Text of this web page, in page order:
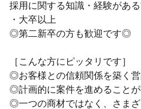
採用に関する知識・経験があ
・大卒以上
◎第二新卒の方も歓迎です◎
［こんな方にピッタリです］
◎お客様との信頼関係を築く
◎計画的に案件を進めること
◎一つの商材ではなく、さま